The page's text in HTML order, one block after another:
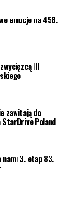
emocje na 458.
III
zawitają do
StarDrive Poland
3. etap 83.